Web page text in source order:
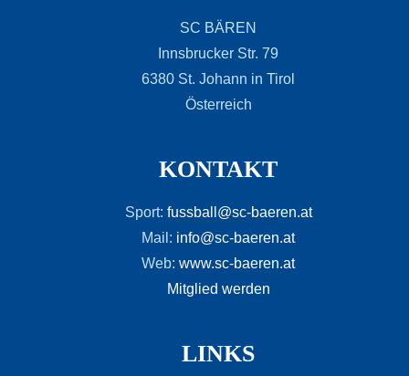
SC BÄREN
Innsbrucker Str. 79
6380 St. Johann in Tirol
Österreich
KONTAKT
Sport: fussball@sc-baeren.at
Mail: info@sc-baeren.at
Web: www.sc-baeren.at
Mitglied werden
LINKS